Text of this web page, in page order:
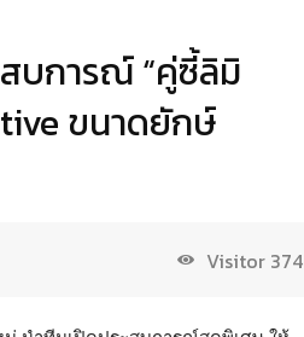
สบการณ์ “คู่ซี้ลิมิ
ขนาดยักษ์
Visitor 374